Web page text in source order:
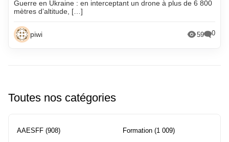
Guerre en Ukraine : en interceptant un drone à plus de 6 800
mètres d’altitude, […]
piwi 59 0
Toutes nos catégories
AAESFF (908) Formation (1 009)